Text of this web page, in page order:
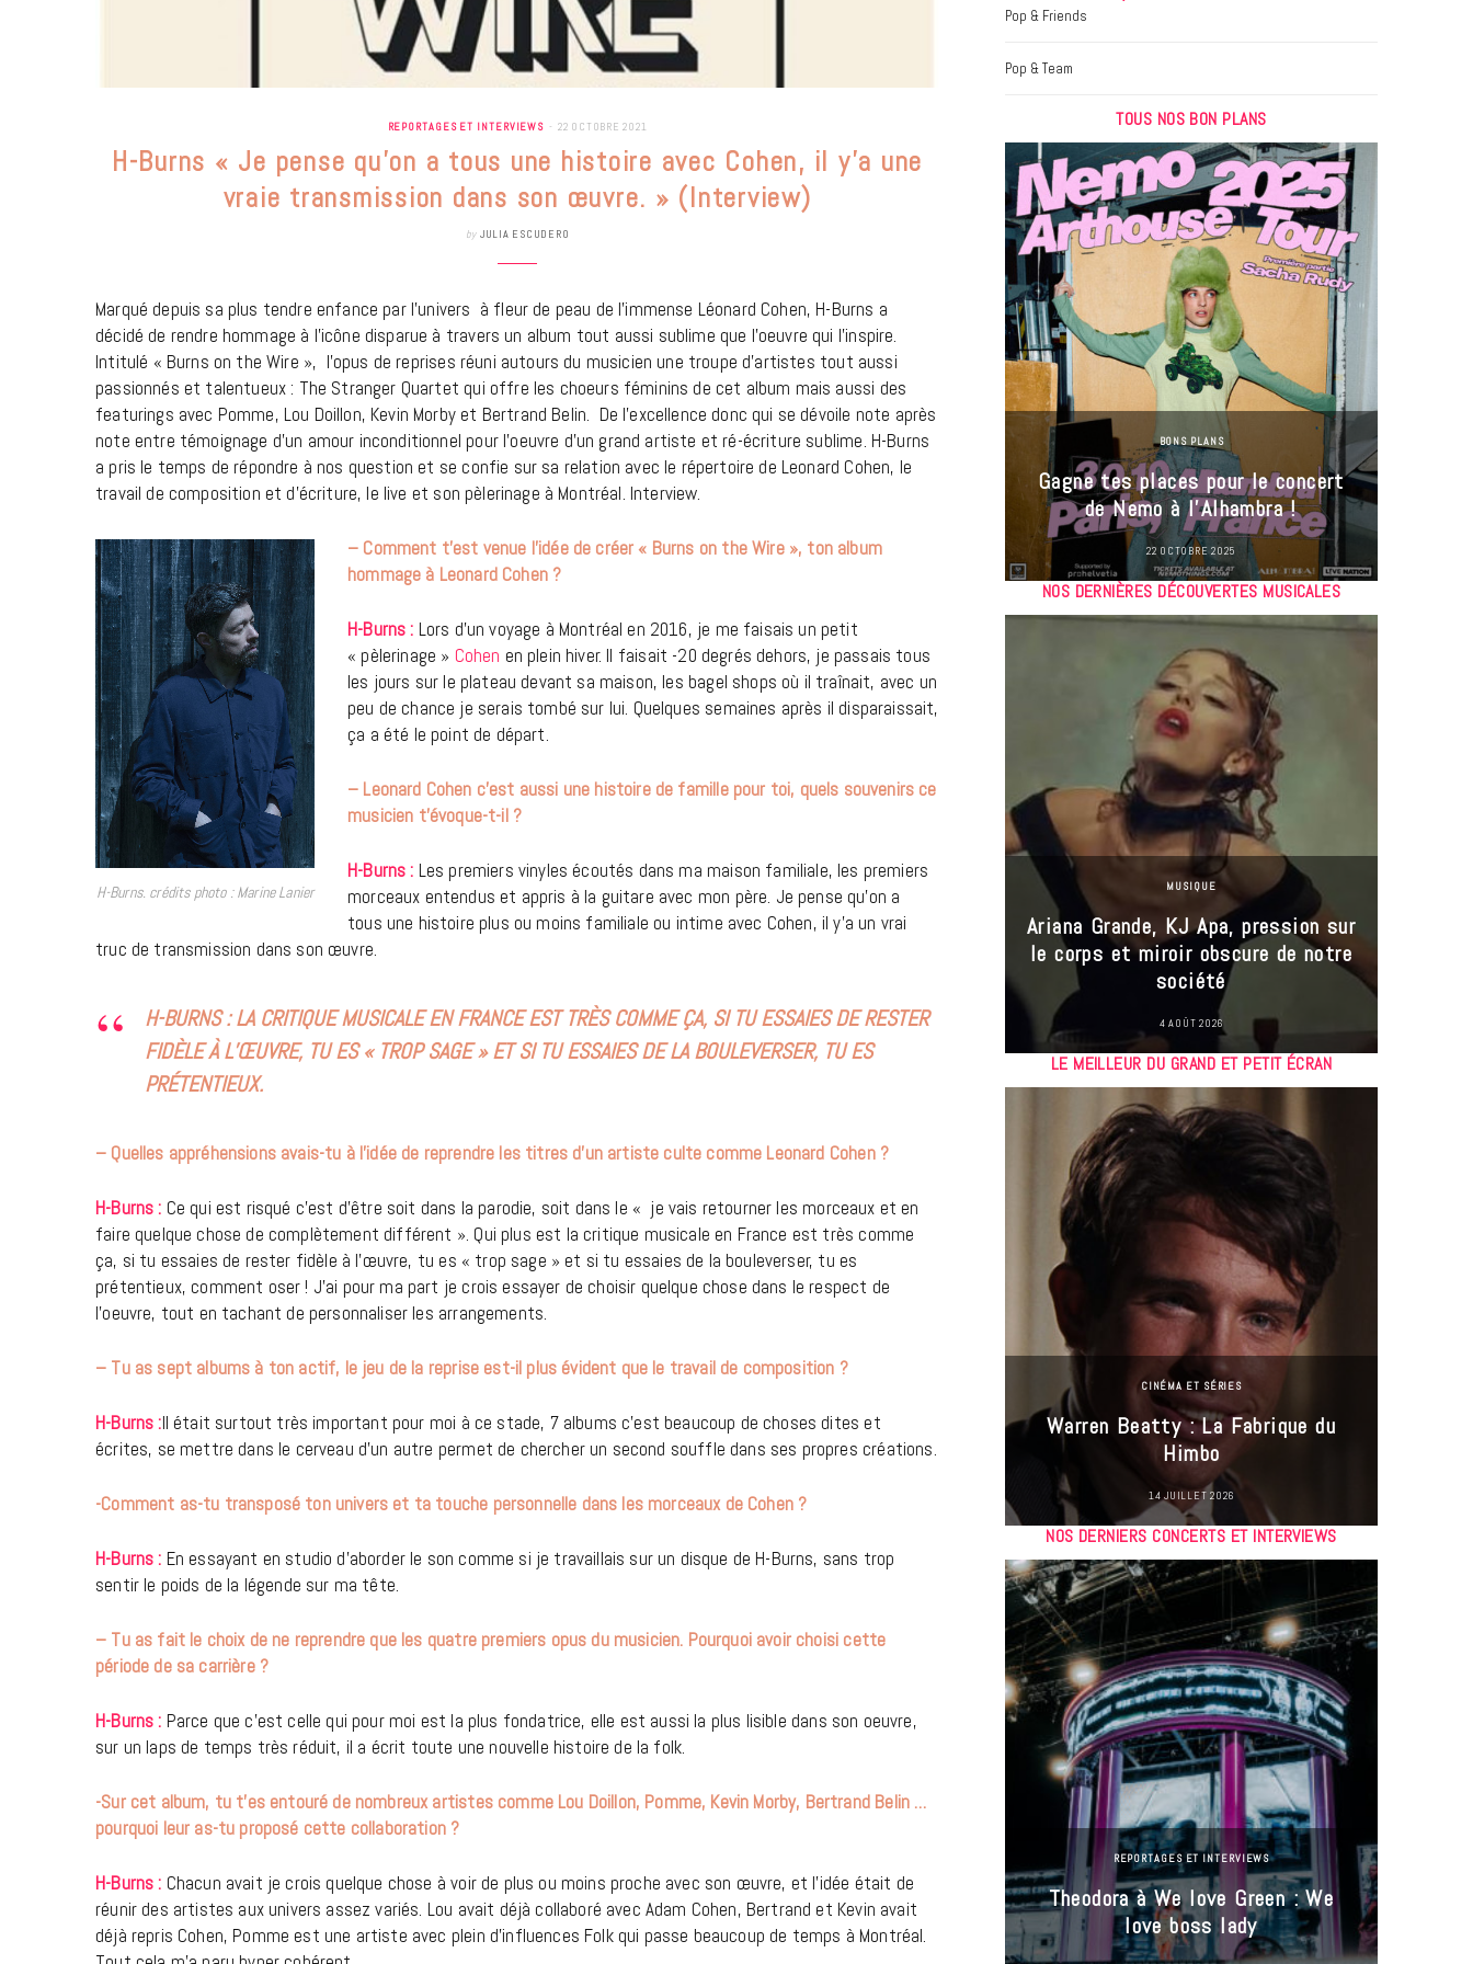
REPORTAGES ET INTERVIEWS 22 OCTOBRE 2021
H-Burns « Je pense qu’on a tous une histoire avec Cohen, il y’a une
vraie transmission dans son œuvre. » (Interview)
by JULIA ESCUDERO
Marqué depuis sa plus tendre enfance par l’univers à fleur de peau de l’immense Léonard Cohen, H-Burns a
décidé de rendre hommage à l’icône disparue à travers un album tout aussi sublime que l’oeuvre qui l’inspire.
Intitulé « Burns on the Wire », l’opus de reprises réuni autours du musicien une troupe d’artistes tout aussi
passionnés et talentueux : The Stranger Quartet qui offre les choeurs féminins de cet album mais aussi des
featurings avec Pomme, Lou Doillon, Kevin Morby et Bertrand Belin. De l’excellence donc qui se dévoile note après
note entre témoignage d’un amour inconditionnel pour l’oeuvre d’un grand artiste et ré-écriture sublime. H-Burns
a pris le temps de répondre à nos question et se confie sur sa relation avec le répertoire de Leonard Cohen, le
travail de composition et d’écriture, le live et son pèlerinage à Montréal. Interview.
H-Burns. crédits photo : Marine Lanier
– Comment t’est venue l’idée de créer « Burns on the Wire », ton album
hommage à Leonard Cohen ?
H-Burns : Lors d’un voyage à Montréal en 2016, je me faisais un petit
« pèlerinage » Cohen en plein hiver. Il faisait -20 degrés dehors, je passais tous
les jours sur le plateau devant sa maison, les bagel shops où il traînait, avec un
peu de chance je serais tombé sur lui. Quelques semaines après il disparaissait,
ça a été le point de départ.
– Leonard Cohen c’est aussi une histoire de famille pour toi, quels souvenirs ce
musicien t’évoque-t-il ?
H-Burns : Les premiers vinyles écoutés dans ma maison familiale, les premiers
morceaux entendus et appris à la guitare avec mon père. Je pense qu’on a
tous une histoire plus ou moins familiale ou intime avec Cohen, il y’a un vrai
truc de transmission dans son œuvre.
H-BURNS : LA CRITIQUE MUSICALE EN FRANCE EST TRÈS COMME ÇA, SI TU ESSAIES DE RESTER
FIDÈLE À L’ŒUVRE, TU ES « TROP SAGE » ET SI TU ESSAIES DE LA BOULEVERSER, TU ES
PRÉTENTIEUX.
– Quelles appréhensions avais-tu à l’idée de reprendre les titres d’un artiste culte comme Leonard Cohen ?
H-Burns : Ce qui est risqué c’est d’être soit dans la parodie, soit dans le « je vais retourner les morceaux et en
faire quelque chose de complètement différent ». Qui plus est la critique musicale en France est très comme
ça, si tu essaies de rester fidèle à l’œuvre, tu es « trop sage » et si tu essaies de la bouleverser, tu es
prétentieux, comment oser ! J’ai pour ma part je crois essayer de choisir quelque chose dans le respect de
l’oeuvre, tout en tachant de personnaliser les arrangements.
– Tu as sept albums à ton actif, le jeu de la reprise est-il plus évident que le travail de composition ?
H-Burns :Il était surtout très important pour moi à ce stade, 7 albums c’est beaucoup de choses dites et
écrites, se mettre dans le cerveau d’un autre permet de chercher un second souffle dans ses propres créations.
-Comment as-tu transposé ton univers et ta touche personnelle dans les morceaux de Cohen ?
H-Burns : En essayant en studio d’aborder le son comme si je travaillais sur un disque de H-Burns, sans trop
sentir le poids de la légende sur ma tête.
– Tu as fait le choix de ne reprendre que les quatre premiers opus du musicien. Pourquoi avoir choisi cette
période de sa carrière ?
H-Burns : Parce que c’est celle qui pour moi est la plus fondatrice, elle est aussi la plus lisible dans son oeuvre,
sur un laps de temps très réduit, il a écrit toute une nouvelle histoire de la folk.
-Sur cet album, tu t’es entouré de nombreux artistes comme Lou Doillon, Pomme, Kevin Morby, Bertrand Belin …
pourquoi leur as-tu proposé cette collaboration ?
H-Burns : Chacun avait je crois quelque chose à voir de plus ou moins proche avec son œuvre, et l’idée était de
réunir des artistes aux univers assez variés. Lou avait déjà collaboré avec Adam Cohen, Bertrand et Kevin avait
déjà repris Cohen, Pomme est une artiste avec plein d’influences Folk qui passe beaucoup de temps à Montréal.
Pop & Friends
Pop & Team
TOUS NOS BON PLANS
BONS PLANS
Les Eclatantes : une soirée entre
concerts, expos, kart, aéroplume…
14 DÉCEMBRE 2022
BONS PLANS
Gagne tes places pour le concert
de Nemo à l’Alhambra !
22 OCTOBRE 2025
NOS DERNIÈRES DÉCOUVERTES MUSICALES
18 JUILLET 2026
MUSIQUE
Ariana Grande, KJ Apa, pression sur
le corps et miroir obscure de notre
société
4 AOÛT 2026
LE MEILLEUR DU GRAND ET PETIT ÉCRAN
Disclosure Day : le retour en grâce
de Steven Spielberg
9 JUIN 2026
CINÉMA ET SÉRIES
Warren Beatty : La Fabrique du
Himbo
14 JUILLET 2026
NOS DERNIERS CONCERTS ET INTERVIEWS
We Love Green se met au vert sur
la Montagne de Gorillaz
REPORTAGES ET INTERVIEWS
Theodora à We love Green : We
love boss lady